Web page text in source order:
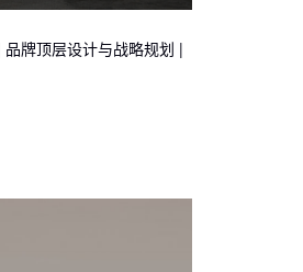
牌顶层设计与战略规划 |